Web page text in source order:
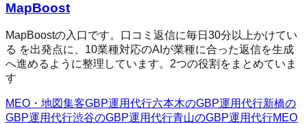
MapBoost
MapBoostの入口です。口コミ返信に毎日30分以上かけてい
る を出発点に、10業種対応のAIが業種に合った返信を生成
へ進めるように整理しています。2つの役割をまとめていま
す
MEO・地図集客GBP運用代行六本木のGBP運用代行新橋の
GBP運用代行渋谷のGBP運用代行青山のGBP運用代行MEO